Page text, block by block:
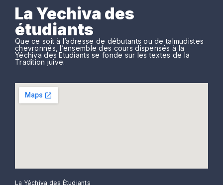
La Yechiva des
étudiants
Que ce soit à l’adresse de débutants ou de talmudistes
chevronnés, l’ensemble des cours dispensés à la
Yéchiva des Etudiants se fonde sur les textes de la
Tradition juive.
La Yéchiva des Étudiants